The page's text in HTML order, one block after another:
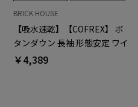
BRICK HOUSE
【吸水速乾】【COFREX】 ボ
タンダウン 長袖 形態安定 ワイ
シャツ
￥4,389